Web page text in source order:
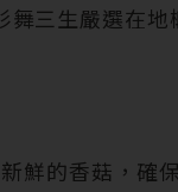
三生嚴選在
新鮮的香菇，確